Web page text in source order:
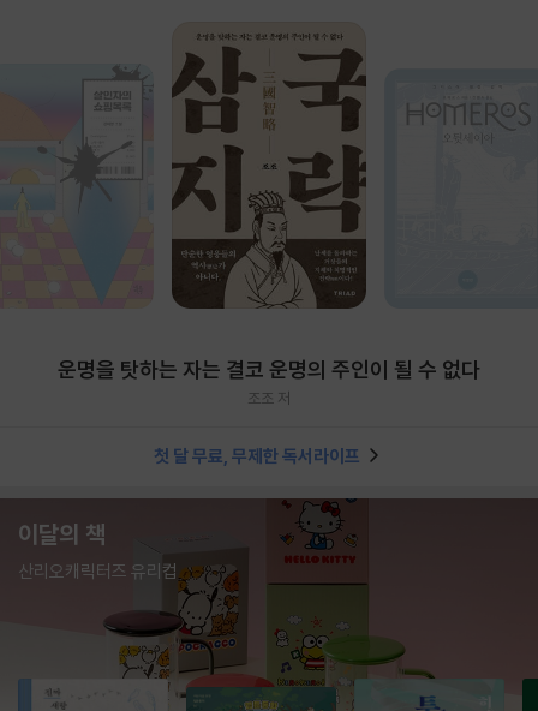
운명을 탓하는 자는 결코 운명의 주인이 될 수 없다
조조 저
첫 달 무료, 무제한 독서라이프
이달의 책
산리오캐릭터즈 유리컵